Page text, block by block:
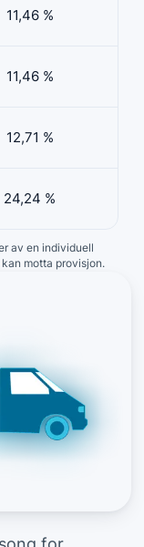
11,46 %
11,46 %
12,71 %
24,24 %
av en individuell
motta provisjon.